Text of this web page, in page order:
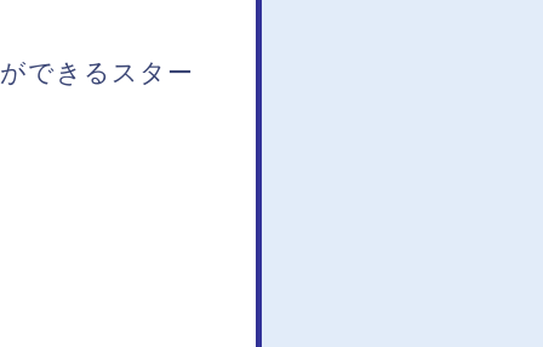
できるスター